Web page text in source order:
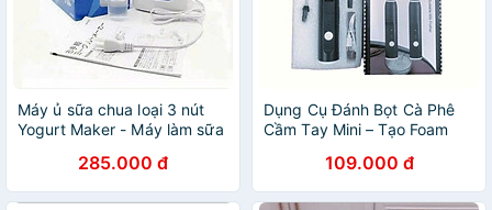
Máy ủ sữa chua loại 3 nút
Yogurt Maker - Máy làm sữa
285.000 đ
Dụng Cụ Đánh Bọt Cà Phê
Cầm Tay Mini – Tạo Foam
Trứng – Đánh Sữa Siêu Tiện
Chỉ Trong Vài Giây
109.000 đ